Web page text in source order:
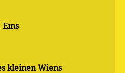
Eins
kleinen Wiens